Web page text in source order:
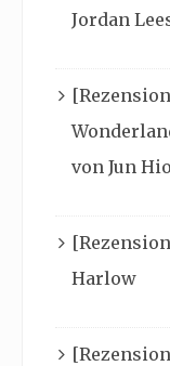
Jordan
von Jun
Harlow